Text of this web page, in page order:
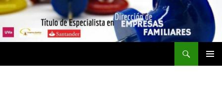
Saltar
al
contenido